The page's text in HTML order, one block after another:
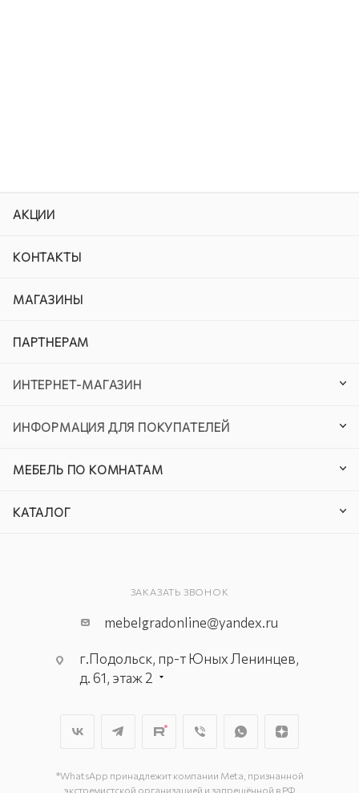
АКЦИИ
КОНТАКТЫ
МАГАЗИНЫ
ПАРТНЕРАМ
ИНТЕРНЕТ-МАГАЗИН
ИНФОРМАЦИЯ ДЛЯ ПОКУПАТЕЛЕЙ
МЕБЕЛЬ ПО КОМНАТАМ
КАТАЛОГ
ЗАКАЗАТЬ ЗВОНОК
mebelgradonline@yandex.ru
г.Подольск, пр-т Юных Ленинцев,
д. 61, этаж 2
г. Подольск, ул. Станционная, д. 11
*WhatsApp принадлежит компании Meta, признанной
экстремистской организацией и запрещённой в РФ